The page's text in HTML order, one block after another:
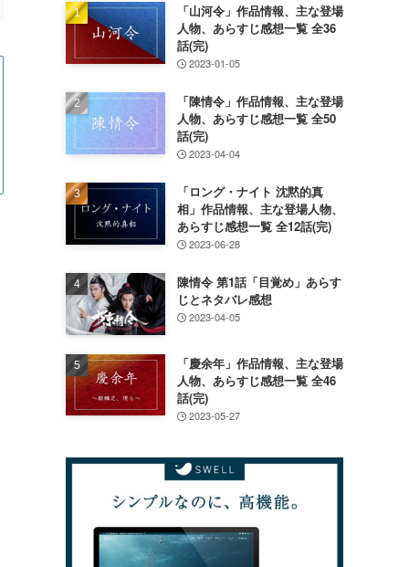
「山河令」作品情報、主な登場
人物、あらすじ感想一覧 全36
話(完)
2023-01-05
「陳情令」作品情報、主な登場
人物、あらすじ感想一覧 全50
話(完)
2023-04-04
「ロング・ナイト 沈黙的真
相」作品情報、主な登場人物、
あらすじ感想一覧 全12話(完)
2023-06-28
陳情令 第1話「目覚め」あらす
じとネタバレ感想
2023-04-05
「慶余年」作品情報、主な登場
人物、あらすじ感想一覧 全46
話(完)
2023-05-27